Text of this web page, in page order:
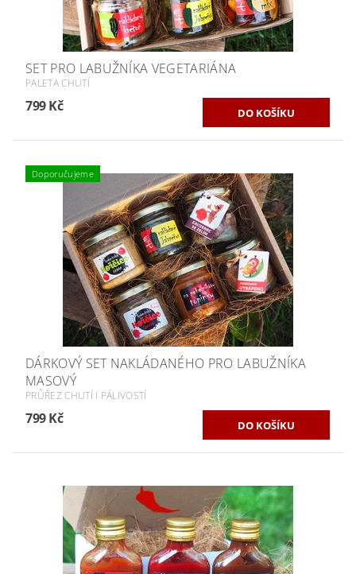
SET PRO LABUŽNÍKA VEGETARIÁNA
PALETA CHUTÍ
799 Kč
Doporučujeme
DÁRKOVÝ SET NAKLÁDANÉHO PRO LABUŽNÍKA
MASOVÝ
PRŮŘEZ CHUTÍ I PÁLIVOSTÍ
799 Kč